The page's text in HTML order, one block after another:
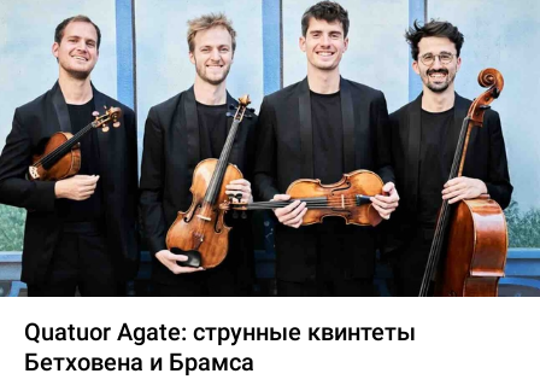
Quatuor Agate: струнные квинтеты
Бетховена и Брамса